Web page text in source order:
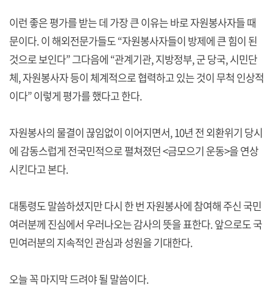
이런 좋은 평가를 받는 데 가장 큰 이유는 바로 자원봉사자들 때
문이다. 이 해외전문가들도 “자원봉사자들이 방제에 큰 힘이 된
것으로 보인다” 그다음에 “관계기관, 지방정부, 군 당국, 시민단
체, 자원봉사자 등이 체계적으로 협력하고 있는 것이 무척 인상적
이다” 이렇게 평가를 했다고 한다.
자원봉사의 물결이 끊임없이 이어지면서, 10년 전 외환위기 당시
에 감동스럽게 전국민적으로 펼쳐졌던 <금모으기 운동>을 연상
시킨다고 본다.
대통령도 말씀하셨지만 다시 한 번 자원봉사에 참여해 주신 국민
여러분께 진심에서 우러나오는 감사의 뜻을 표한다. 앞으로도 국
민여러분의 지속적인 관심과 성원을 기대한다.
오늘 꼭 마지막 드려야 될 말씀이다.